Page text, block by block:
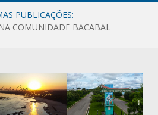
PUBLICAÇÕES:
COMUNIDADE BACABAL